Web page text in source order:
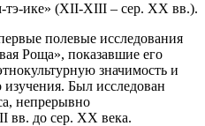
тэ-ике» (XII-XIII – сер. XX вв.).
полевые исследования
Роща», показавшие его
значимость и
изучения. Был исследован
непрерывно
до сер. XX века.